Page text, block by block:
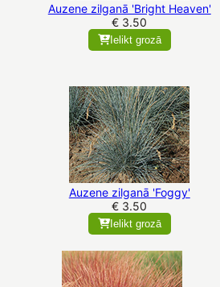
Auzene zilganā 'Bright Heaven'
€ 3.50
Ielikt grozā
Auzene zilganā 'Foggy'
€ 3.50
Ielikt grozā